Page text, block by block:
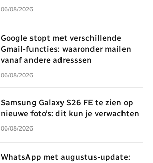
06/08/2026
Google stopt met verschillende
Gmail-functies: waaronder mailen
vanaf andere adresssen
06/08/2026
Samsung Galaxy S26 FE te zien op
nieuwe foto’s: dit kun je verwachten
06/08/2026
WhatsApp met augustus-update: